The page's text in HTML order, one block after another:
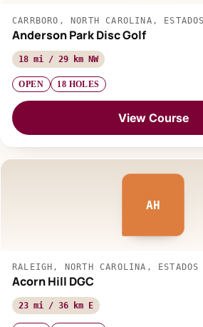
CARRBORO, NORTH CAROLINA,
Anderson Park Disc Golf
18 mi / 29 km NW
OPEN 18 HOLES
View Course
AH
RALEIGH, NORTH CAROLINA, ESTADOS
Acorn Hill DGC
23 mi / 36 km E